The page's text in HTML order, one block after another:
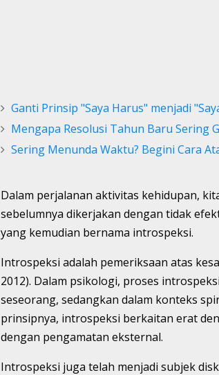
Ganti Prinsip "Saya Harus" menjadi
Mengapa Resolusi Tahun Baru Sering
Sering Menunda Waktu? Begini Cara
Dalam perjalanan aktivitas kehidupan,
sebelumnya dikerjakan dengan tidak
yang kemudian bernama introspeksi.
Introspeksi adalah pemeriksaan atas
2012). Dalam psikologi, proses
seseorang, sedangkan dalam konteks
prinsipnya, introspeksi berkaitan erat
dengan pengamatan eksternal.
Introspeksi juga telah menjadi subjek